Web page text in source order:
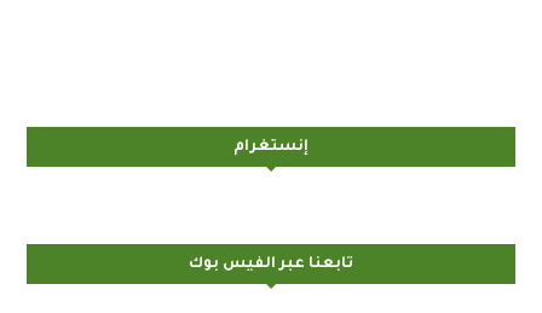
إنستغرام
تابعنا عبر الفيس بوك